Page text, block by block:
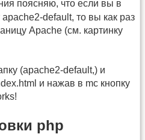
поясняю, что если вы в
default, то вы как раз
Apache (см. картинку
(apache2-default,) и
и нажав в mc кнопку
php